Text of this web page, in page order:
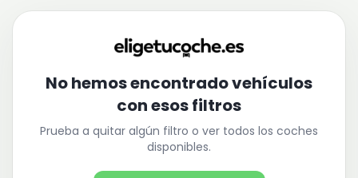
No hemos encontrado vehículos
con esos filtros
Prueba a quitar algún filtro o ver todos los coches
disponibles.